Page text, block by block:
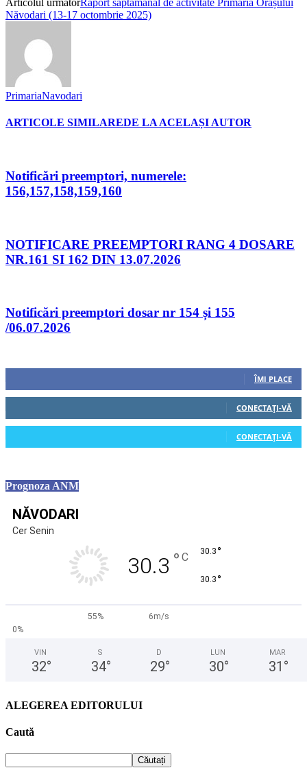
Năvodari (13-17 octombrie 2025)
PrimariaNavodari
ARTICOLE SIMILAREDE LA ACELAȘI AUTOR
Notificări preemptori, numerele:
156,157,158,159,160
NOTIFICARE PREEMPTORI RANG 4 DOSARE
NR.161 SI 162 DIN 13.07.2026
Notificări preemptori dosar nr 154 și 155
/06.07.2026
ÎMI PLACE
CONECTAȚI-VĂ
CONECTAȚI-VĂ
Prognoza ANM
NĂVODARI
Cer Senin
30.3 ° C 30.3 °
30.3 °
55%
6m/s
0%
VIN
32°
S
34°
D
29°
LUN
30°
MAR
31 °
ALEGEREA EDITORULUI
Caută